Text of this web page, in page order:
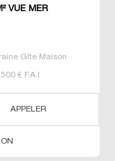
VUE MER
Gîte Maison
€ F.A.I
APPELER